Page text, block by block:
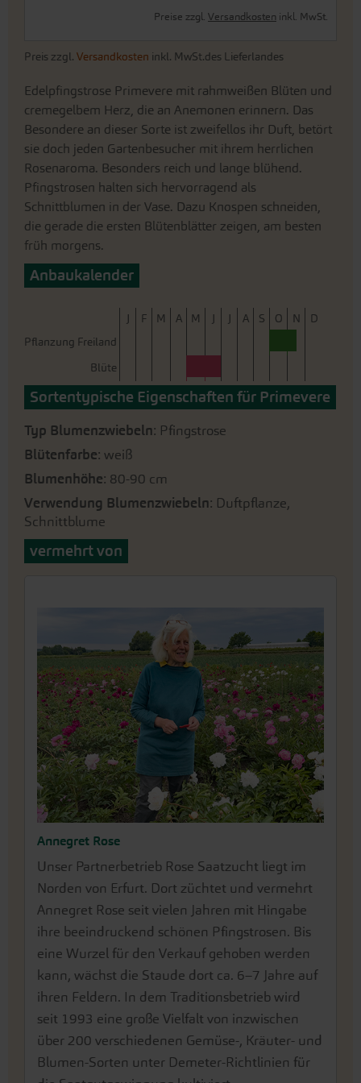
Preise zzgl. Versandkosten inkl. MwSt.
Preis zzgl. Versandkosten inkl. MwSt.des Lieferlandes
Edelpfingstrose Primevere mit rahmweißen Blüten und
cremegelbem Herz, die an Anemonen erinnern. Das
Besondere an dieser Sorte ist zweifellos ihr Duft, betört
sie doch jeden Gartenbesucher mit ihrem herrlichen
Rosenaroma. Besonders reich und lange blühend.
Pfingstrosen halten sich hervorragend als
Schnittblumen in der Vase. Dazu Knospen schneiden,
die gerade die ersten Blütenblätter zeigen, am besten
früh morgens.
Anbaukalender
J F M A M J J A S O N
D
Pflanzung Freiland
Blüte
Sortentypische Eigenschaften für Primevere
Typ Blumenzwiebeln: Pfingstrose
Blütenfarbe: weiß
Blumenhöhe: 80-90 cm
Verwendung Blumenzwiebeln: Duftpflanze,
Schnittblume
vermehrt von
Annegret Rose
Unser Partnerbetrieb Rose Saatzucht liegt im
Norden von Erfurt. Dort züchtet und vermehrt
Annegret Rose seit vielen Jahren mit Hingabe
ihre beeindruckend schönen Pfingstrosen. Bis
eine Wurzel für den Verkauf gehoben werden
kann, wächst die Staude dort ca. 6–7 Jahre auf
ihren Feldern. In dem Traditionsbetrieb wird
seit 1993 eine große Vielfalt von inzwischen
über 200 verschiedenen Gemüse-, Kräuter- und
Blumen-Sorten unter Demeter-Richtlinien für